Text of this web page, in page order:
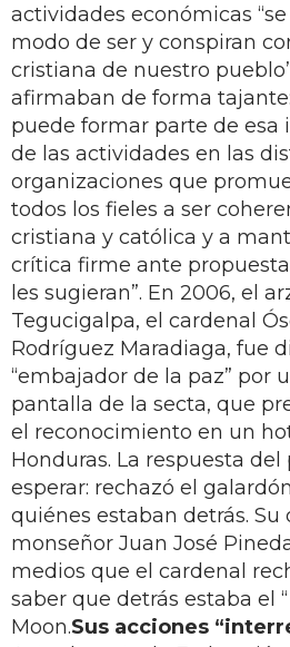
actividades económicas
modo de ser y conspiran
cristiana de nuestro
afirmaban de forma
puede formar parte de esa
de las actividades en las
organizaciones que
todos los fieles a ser
cristiana y católica y a
crítica firme ante
les sugieran”. En 2006, el
Tegucigalpa, el cardenal
Rodríguez Maradiaga, fue
“embajador de la paz” por
pantalla de la secta, que
el reconocimiento en un
Honduras. La respuesta
esperar: rechazó el
quiénes estaban detrás. Su
monseñor Juan José
medios que el cardenal
saber que detrás estaba el
Moon.Sus acciones